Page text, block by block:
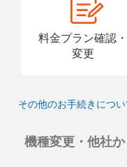
料金プラン確認・
変更
その他のお手続きにつ
機種変更・他社